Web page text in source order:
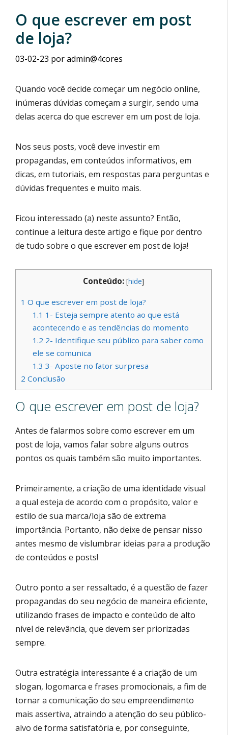
O que escrever em post
de loja?
03-02-23 poradmin@4cores
Quando você decide começar um negócio online,
inúmeras dúvidas começam a surgir, sendo uma
delas acerca do que escrever em um post de loja.
Nos seus posts, você deve investir em
propagandas, em conteúdos informativos, em
dicas, em tutoriais, em respostas para perguntas e
dúvidas frequentes e muito mais.
Ficou interessado (a) neste assunto? Então,
continue a leitura deste artigo e fique por dentro
de tudo sobre o que escrever em post de loja!
Conteúdo: [hide]
1 O que escrever em post de loja?
1.1 1- Esteja sempre atento ao que está
acontecendo e as tendências do momento
1.2 2- Identifique seu público para saber como
ele se comunica
1.3 3- Aposte no fator surpresa
2 Conclusão
O que escrever em post de loja?
Antes de falarmos sobre como escrever em um
post de loja, vamos falar sobre alguns outros
pontos os quais também são muito importantes.
Primeiramente, a criação de uma identidade visual
a qual esteja de acordo com o propósito, valor e
estilo de sua marca/loja são de extrema
importância. Portanto, não deixe de pensar nisso
antes mesmo de vislumbrar ideias para a produção
de conteúdos e posts!
Outro ponto a ser ressaltado, é a questão de fazer
propagandas do seu negócio de maneira eficiente,
utilizando frases de impacto e conteúdo de alto
nível de relevância, que devem ser priorizadas
sempre.
Outra estratégia interessante é a criação de um
slogan, logomarca e frases promocionais, a fim de
tornar a comunicação do seu empreendimento
mais assertiva, atraindo a atenção do seu público-
alvo de forma satisfatória e, por conseguinte,